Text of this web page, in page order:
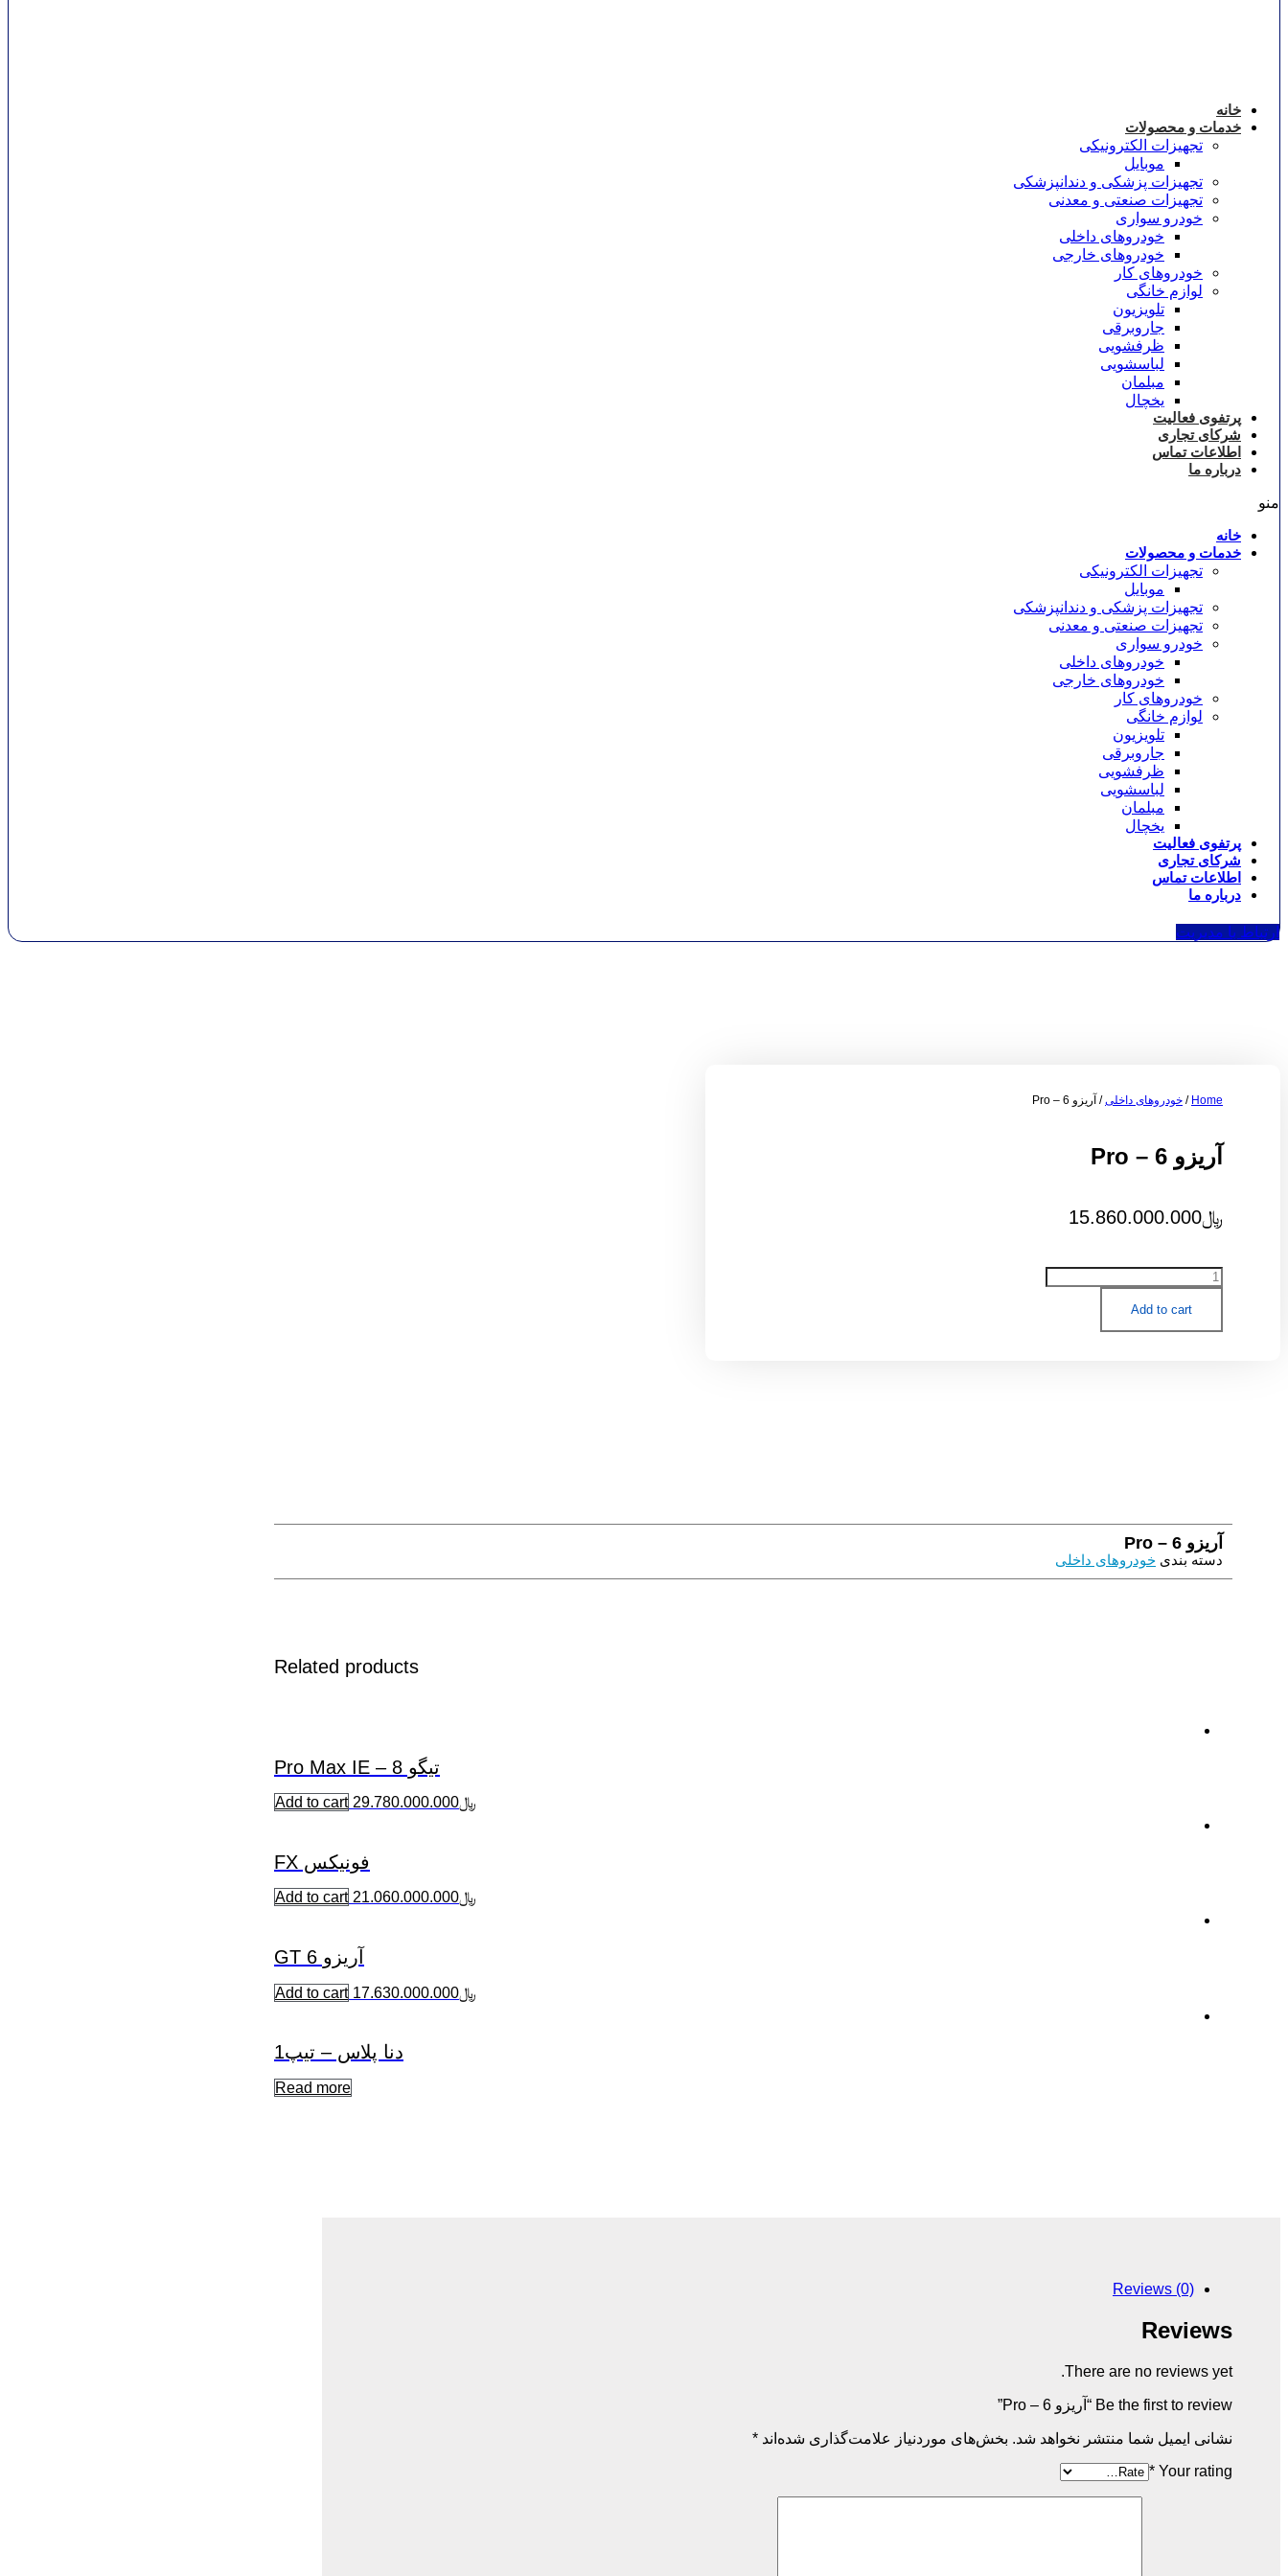
خانه
خدمات و محصولات
تجهیزات الکترونیکی
موبایل
تجهیزات پزشکی و دندانپزشکی
تجهیزات صنعتی و معدنی
خودرو سواری
خودروهای داخلی
خودروهای خارجی
خودروهای کار
لوازم خانگی
تلویزیون
جاروبرقی
ظرفشویی
لباسشویی
مبلمان
یخچال
پرتفوی فعالیت
شرکای تجاری
اطلاعات تماس
درباره ما
منو
خانه
خدمات و محصولات
تجهیزات الکترونیکی
موبایل
تجهیزات پزشکی و دندانپزشکی
تجهیزات صنعتی و معدنی
خودرو سواری
خودروهای داخلی
خودروهای خارجی
خودروهای کار
لوازم خانگی
تلویزیون
جاروبرقی
ظرفشویی
لباسشویی
مبلمان
یخچال
پرتفوی فعالیت
شرکای تجاری
اطلاعات تماس
درباره ما
ارتباط با مدیریت
Home
/ خودروهای داخلی/ آریزو 6 – Pro
آریزو 6 – Pro
﷼15.860.000.000
آریزو
6
Pro
Add to cart
آریزو 6 – Pro
دسته بندی خودروهای داخلی
Related products
تیگو 8 – Pro Max IE
﷼29.780.000.000
Add to cart
فونیکس FX
﷼21.060.000.000
Add to cart
آریزو 6 GT
﷼17.630.000.000
Add to cart
دنا پلاس – تیپ1
Read more
Reviews (0)
Reviews
There are no reviews yet.
Be the first to review “آریزو 6 – Pro”
نشانی ایمیل شما منتشر نخواهد شد. بخش‌های موردنیاز علامت‌گذاری شده‌اند *
Your rating
*